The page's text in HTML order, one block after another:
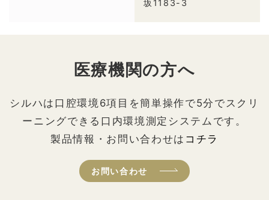
坂1183-3
医療機関の方へ
シルハは口腔環境6項目を簡単操作で5分でスクリ
ーニングできる口内環境測定システムです。
製品情報・お問い合わせは コチラ
お問い合わせ